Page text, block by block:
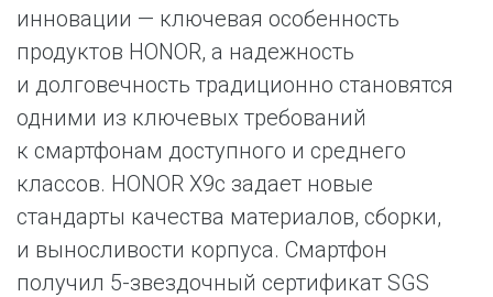
инновации — ключевая особенность
продуктов HONOR, а надежность
и долговечность традиционно становятся
одними из ключевых требований
к смартфонам доступного и среднего
классов. HONOR X9c задает новые
стандарты качества материалов, сборки,
и выносливости корпуса. Смартфон
получил 5-звездочный сертификат SGS